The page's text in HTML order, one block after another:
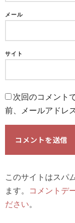
メール
サイト
次回のコメント
前、メールアドレ
このサイトはスパ
ます。 コメントデ
ださい。